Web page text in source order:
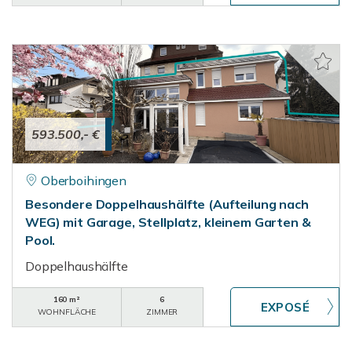
593.500,- €
Oberboihingen
Besondere Doppelhaushälfte (Aufteilung nach
WEG) mit Garage, Stellplatz, kleinem Garten &
Pool.
Doppelhaushälfte
160 m²
WOHNFLÄCHE
6
ZIMMER